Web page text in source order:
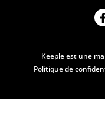
Keeple est une
Politique de